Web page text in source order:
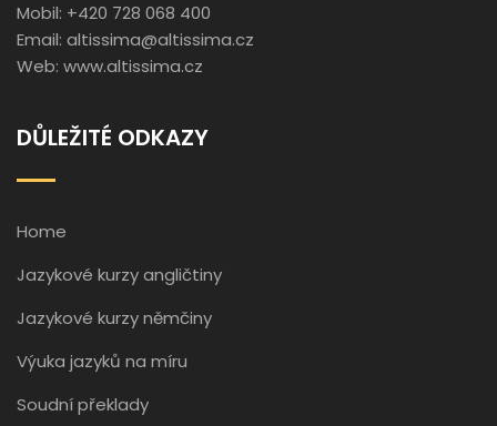
Mobil: +420 728 068 400
Email: altissima@altissima.cz
Web: www.altissima.cz
DŮLEŽITÉ ODKAZY
Home
Jazykové kurzy angličtiny
Jazykové kurzy němčiny
Výuka jazyků na míru
Soudní překlady